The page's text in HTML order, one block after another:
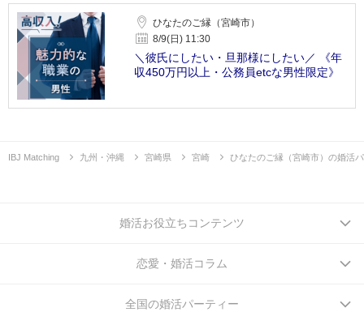
ひなたのご縁（宮崎市）
8/9(日) 11:30
＼彼氏にしたい・旦那様にしたい／ 《年
収450万円以上・公務員etcな男性限定》
IBJ Matching 九州・沖縄 宮崎県 宮崎 ひなたのご縁（宮崎市）の婚活
婚活お役立ちコンテンツ
恋愛・婚活コラム
全国の婚活パーティー